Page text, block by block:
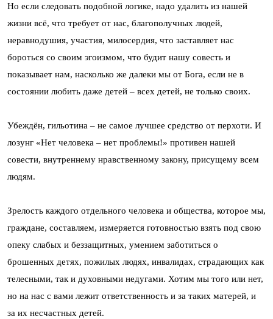
Но если следовать подобной логике, надо удалить из нашей
жизни всё, что требует от нас, благополучных людей,
неравнодушия, участия, милосердия, что заставляет нас
бороться со своим эгоизмом, что будит нашу совесть и
показывает нам, насколько же далеки мы от Бога, если не в
состоянии любить даже детей – всех детей, не только своих.
Убеждён, гильотина – не самое лучшее средство от перхоти. И
лозунг «Нет человека – нет проблемы!» противен нашей
совести, внутреннему нравственному закону, присущему всем
людям.
Зрелость каждого отдельного человека и общества, которое мы,
граждане, составляем, измеряется готовностью взять под свою
опеку слабых и беззащитных, умением заботиться о
брошенных детях, пожилых людях, инвалидах, страдающих как
телесными, так и духовными недугами. Хотим мы того или нет,
но на нас с вами лежит ответственность и за таких матерей, и
за их несчастных детей.